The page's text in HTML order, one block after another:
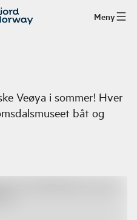
Meny
Veøya i sommer! Hver
båt og